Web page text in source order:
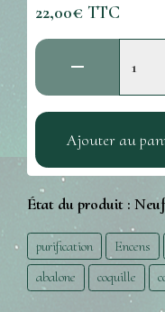
22,00€ TTC
Ajouter au
État du produit :
purification Encens
abalone
coquille